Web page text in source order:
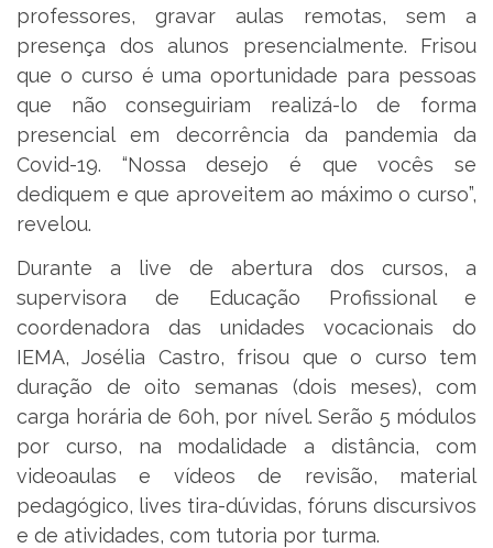
professores, gravar aulas remotas, sem a
presença dos alunos presencialmente. Frisou
que o curso é uma oportunidade para pessoas
que não conseguiriam realizá-lo de forma
presencial em decorrência da pandemia da
Covid-19. “Nossa desejo é que vocês se
dediquem e que aproveitem ao máximo o curso”,
revelou.
Durante a live de abertura dos cursos, a
supervisora de Educação Profissional e
coordenadora das unidades vocacionais do
IEMA, Josélia Castro, frisou que o curso tem
duração de oito semanas (dois meses), com
carga horária de 60h, por nível. Serão 5 módulos
por curso, na modalidade a distância, com
videoaulas e vídeos de revisão, material
pedagógico, lives tira-dúvidas, fóruns discursivos
e de atividades, com tutoria por turma.